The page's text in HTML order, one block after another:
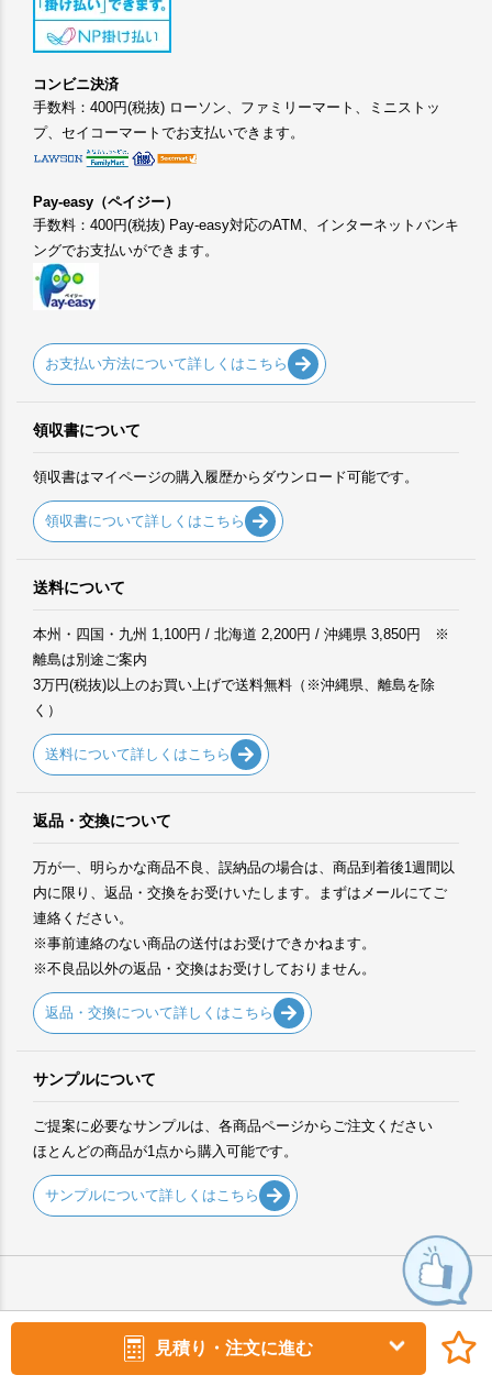
見積り・注文に進む
コンビニ決済
手数料：400円(税抜) ローソン、ファミリーマート、ミニストッ
プ、セイコーマートでお支払いできます。
Pay-easy（ペイジー）
手数料：400円(税抜) Pay-easy対応のATM、インターネットバンキ
ングでお支払いができます。
お支払い方法について詳しくはこちら
領収書について
領収書はマイページの購入履歴からダウンロード可能です。
領収書について詳しくはこちら
送料について
本州・四国・九州 1,100円 / 北海道 2,200円 / 沖縄県 3,850円 ※
離島は別途ご案内
3万円(税抜)以上のお買い上げで送料無料（※沖縄県、離島を除
く）
送料について詳しくはこちら
返品・交換について
万が一、明らかな商品不良、誤納品の場合は、商品到着後1週間以
内に限り、返品・交換をお受けいたします。まずはメールにてご
連絡ください。
※事前連絡のない商品の送付はお受けできかねます。
※不良品以外の返品・交換はお受けしておりません。
返品・交換について詳しくはこちら
サンプルについて
ご提案に必要なサンプルは、各商品ページからご注文ください
ほとんどの商品が1点から購入可能です。
サンプルについて詳しくはこちら
ご利用ガイド 口コミ・レビュー